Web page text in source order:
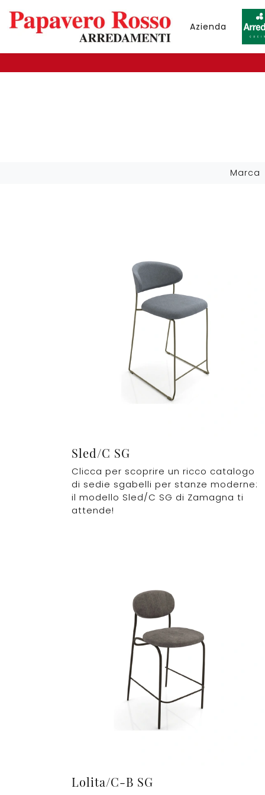
Azienda
Marca
Sled/C SG
Clicca per scoprire un ricco catalogo
di sedie sgabelli per stanze moderne:
il modello Sled/C SG di Zamagna ti
attende!
Lolita/C-B SG